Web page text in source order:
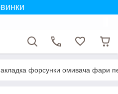
форсунки омивача фари